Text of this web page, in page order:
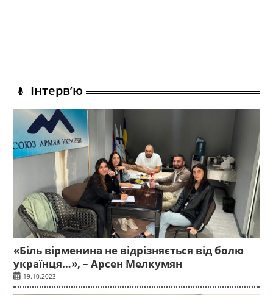
Інтерв’ю
«Біль вірменина не відрізняється від болю
українця…», – Арсен Мелкумян
19.10.2023